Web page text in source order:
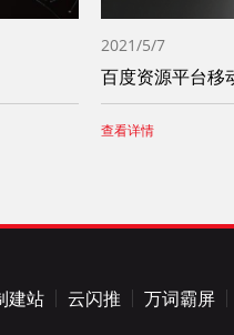
2021/5/7
百度资源平台移
查看详情
建站 云闪推 万词霸屏